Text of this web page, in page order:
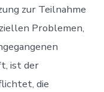
zur Teilnahme
Problemen,
ist der
die